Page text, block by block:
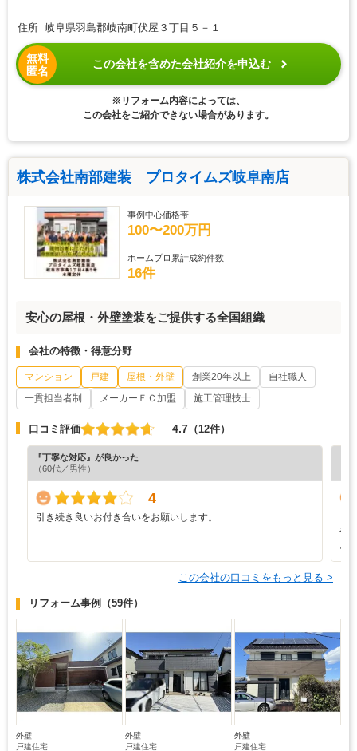
住所 岐阜県羽島郡岐南町伏屋３丁目５－１
無料
匿名
この会社を含めた会社紹介を申込む
※リフォーム内容によっては、
この会社をご紹介できない場合があります。
株式会社南部建装 プロタイムズ岐阜南店
事例中心価格帯
100〜200万円
ホームプロ累計成約件数
16件
安心の屋根・外壁塗装をご提供する全国組織
会社の特徴・得意分野
マンション 戸建 屋根・外壁 創業20年以上
自社職人
一貫担当者制
メーカーＦＣ加盟 施工管理技士
口コミ評価 4.7 （12件）
『丁寧な対応』が良かった
（60代／男性）
4
引き続き良いお付き合いをお願いします。
や
た
この会社の口コミをもっと見る >
リフォーム事例 （59件）
外壁
戸建住宅
外壁
戸建住宅
外壁
戸建住宅